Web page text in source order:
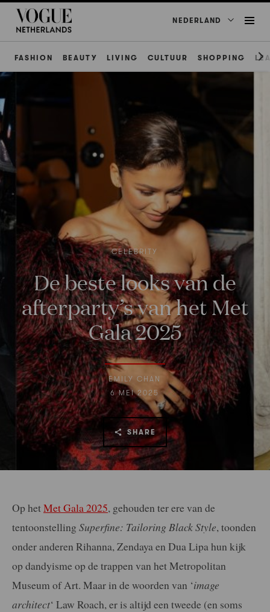
NEDERLAND
FASHION BEAUTY LIVING CULTUUR SHOPPING
CELEBRITY
De beste looks van de
afterparty’s van het Met
Gala 2025
EMILY CHAN
6 MEI 2025
SHARE
Op hetMet Gala 2025, gehouden ter ere van de
tentoonstelling Superfine: Tailoring Black Style, toonden
onder anderen Rihanna, Zendaya en Dua Lipa hun kijk
op dandyisme op de trappen van het Metropolitan
Museum of Art. Maar in de woorden van ‘image
architect‘ Law Roach, er is altijd een tweede (en soms